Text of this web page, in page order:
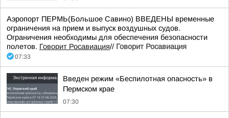
Аэропорт ПЕРМЬ(Большое Савино) ВВЕДЕНЫ временные
ограничения на прием и выпуск воздушных судов.
Ограничения необходимы для обеспечения безопасности
полетов. Говорит Росавиация// Говорит Росавиация
07:33
Введен режим «Беспилотная опасность» в
Пермском крае
07:30